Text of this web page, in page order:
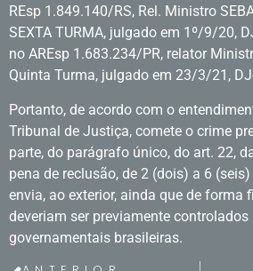
REsp 1.849.140/RS, Rel. Ministro
SEXTA TURMA, julgado em 1º/9/20,
no AREsp 1.683.234/PR, relator
Quinta Turma, julgado em 23/3/21,
Portanto, de acordo com o
Tribunal de Justiça, comete o crime
parte, do parágrafo único, do art. 22,
pena de reclusão, de 2 (dois) a 6
envia, ao exterior, ainda que de forma
deveriam ser previamente
governamentais brasileiras.